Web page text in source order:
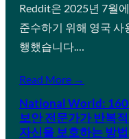
Reddit은 2025년 7월
준수하기 위해 영국 사
행했습니다.…
Read More →
National World: 160
보안 전문가가 반복
자신을 보호하는 방법